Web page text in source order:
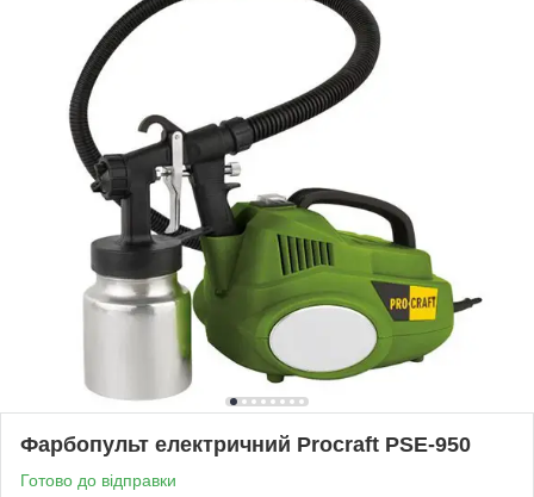
Фарбопульт електричний Procraft PSE-950
Готово до відправки